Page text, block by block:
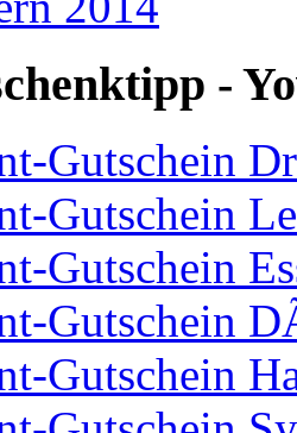
-
Gutschein
Gutschein
Gutschein
Gutschein
Gutschein